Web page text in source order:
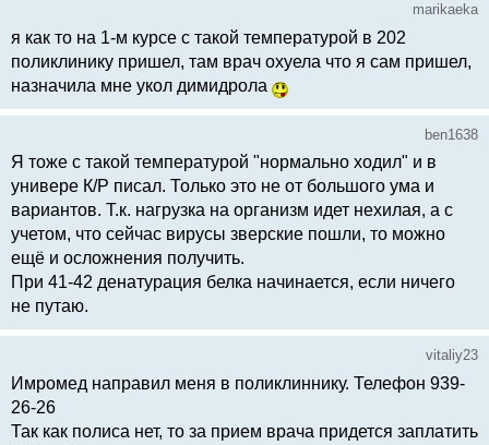
marikaeka
я как то на 1-м курсе с такой температурой в 202
поликлинику пришел, там врач охуела что я сам пришел,
назначила мне укол димидрола
ben1638
Я тоже с такой температурой "нормально ходил" и в
универе К/Р писал. Только это не от большого ума и
вариантов. Т.к. нагрузка на организм идет нехилая, а с
учетом, что сейчас вирусы зверские пошли, то можно
ещё и осложнения получить.
При 41-42 денатурация белка начинается, если ничего
не путаю.
vitaliy23
Имромед направил меня в поликлиннику. Телефон 939-
26-26
Так как полиса нет, то за прием врача придется заплатить